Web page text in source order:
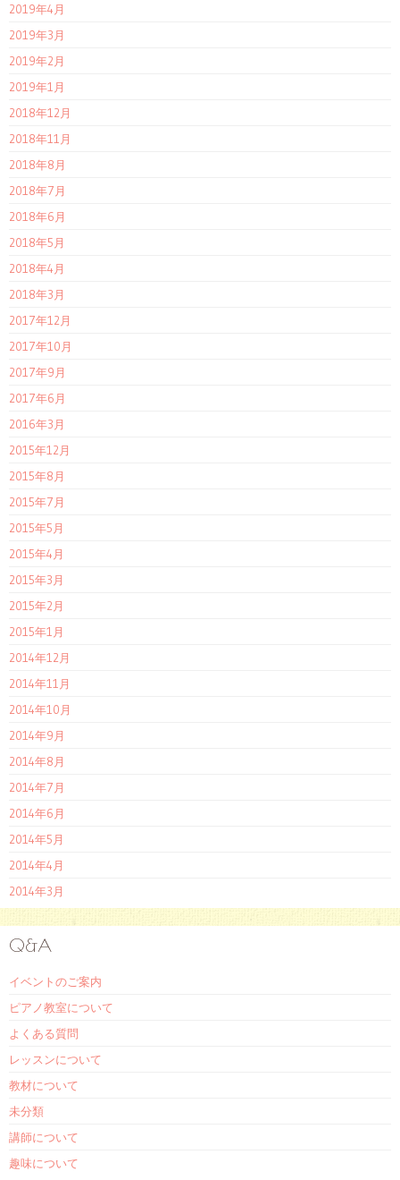
2019年4月
2019年3月
2019年2月
2019年1月
2018年12月
2018年11月
2018年8月
2018年7月
2018年6月
2018年5月
2018年4月
2018年3月
2017年12月
2017年10月
2017年9月
2017年6月
2016年3月
2015年12月
2015年8月
2015年7月
2015年5月
2015年4月
2015年3月
2015年2月
2015年1月
2014年12月
2014年11月
2014年10月
2014年9月
2014年8月
2014年7月
2014年6月
2014年5月
2014年4月
2014年3月
Q&A
イベントのご案内
ピアノ教室について
よくある質問
レッスンについて
教材について
未分類
講師について
趣味について